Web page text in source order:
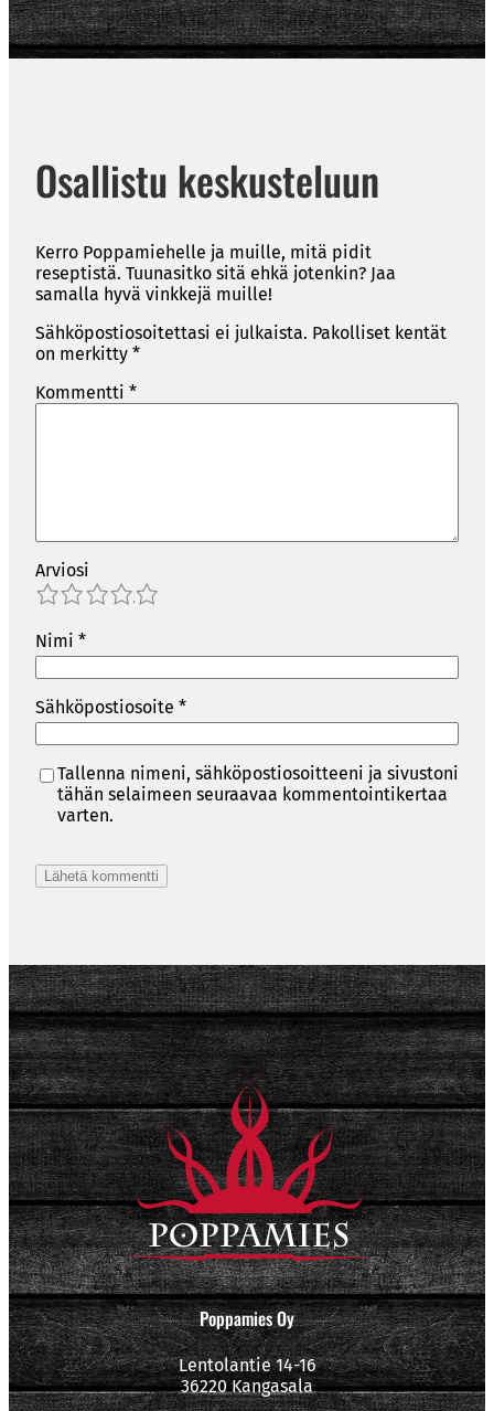
Osallistu keskusteluun
Kerro Poppamiehelle ja muille, mitä pidit
reseptistä. Tuunasitko sitä ehkä jotenkin? Jaa
samalla hyvä vinkkejä muille!
Sähköpostiosoitettasi ei julkaista. Pakolliset kentät
on merkitty *
Kommentti *
Arviosi
4
3
2
1
Nimi *
Sähköpostiosoite *
Tallenna nimeni, sähköpostiosoitteeni ja sivustoni
tähän selaimeen seuraavaa kommentointikertaa
varten.
Poppamies Oy
Lentolantie 14-16
36220 Kangasala